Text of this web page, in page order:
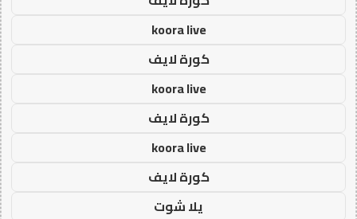
koora live
كورة لايف
koora live
كورة لايف
koora live
كورة لايف
يلا شوت